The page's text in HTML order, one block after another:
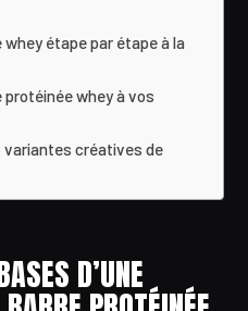
étape par étape à la
whey à vos
créatives de
D’UNE